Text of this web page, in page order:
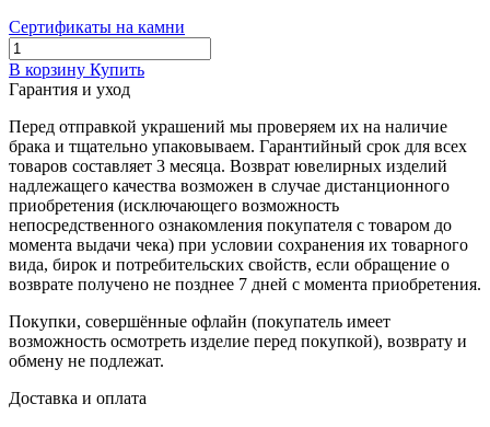
Сертификаты на камни
В корзину Купить
Гарантия и уход
Перед отправкой украшений мы проверяем их на наличие
брака и тщательно упаковываем. Гарантийный срок для всех
товаров составляет 3 месяца. Возврат ювелирных изделий
надлежащего качества возможен в случае дистанционного
приобретения (исключающего возможность
непосредственного ознакомления покупателя с товаром до
момента выдачи чека) при условии сохранения их товарного
вида, бирок и потребительских свойств, если обращение о
возврате получено не позднее 7 дней с момента приобретения.
Покупки, совершённые офлайн (покупатель имеет
возможность осмотреть изделие перед покупкой), возврату и
обмену не подлежат.
Доставка и оплата